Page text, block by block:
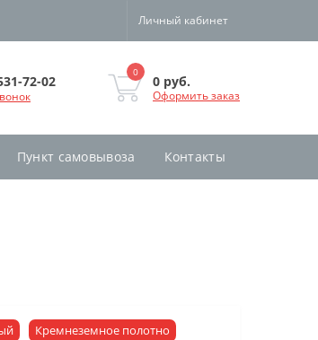
Личный кабинет
72-02
0
0 руб.
Оформить заказ
Пункт самовывоза Контакты
Кремнеземное полотно